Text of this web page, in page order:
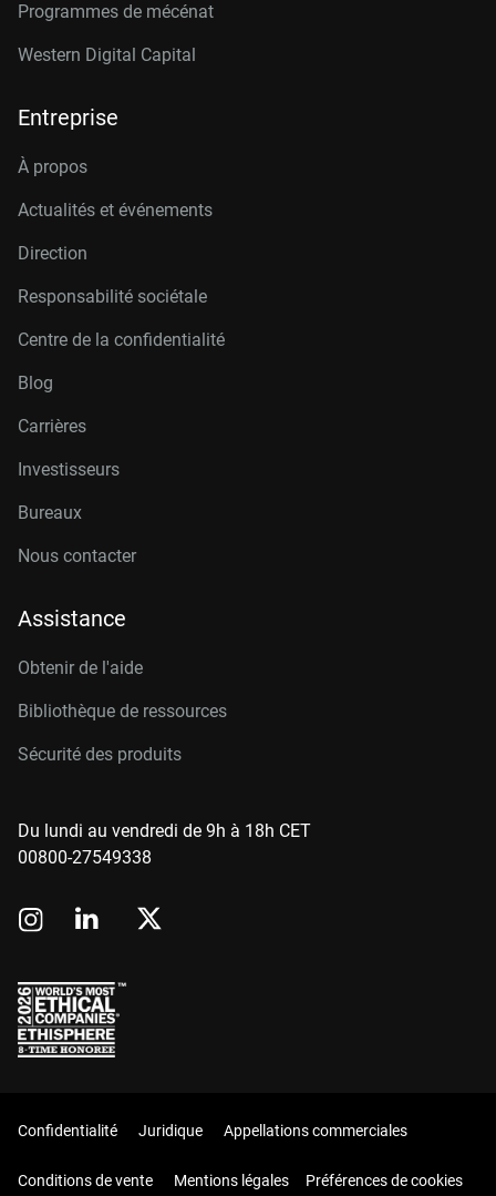
Programmes de mécénat
Western Digital Capital
Entreprise
À propos
Actualités et événements
Direction
Responsabilité sociétale
Centre de la confidentialité
Blog
Carrières
Investisseurs
Bureaux
Nous contacter
Assistance
Obtenir de l'aide
Bibliothèque de ressources
Sécurité des produits
Du lundi au vendredi de 9h à 18h CET
00800-27549338
Confidentialité Juridique Appellations commerciales
Conditions de vente Mentions légales Préférences de cookies